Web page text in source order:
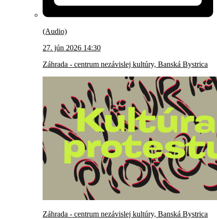
(Audio)
27. jún 2026 14:30
Záhrada - centrum nezávislej kultúry, Banská Bystrica
Záhrada - centrum nezávislej kultúry, Banská Bystrica